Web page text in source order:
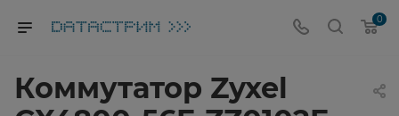
0
Коммутатор Zyxel